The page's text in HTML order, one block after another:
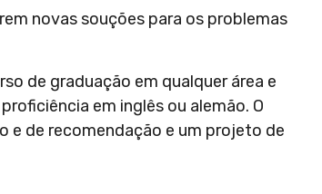
novas souções para os problemas
de graduação em qualquer área e
em inglês ou alemão. O
e de recomendação e um projeto de